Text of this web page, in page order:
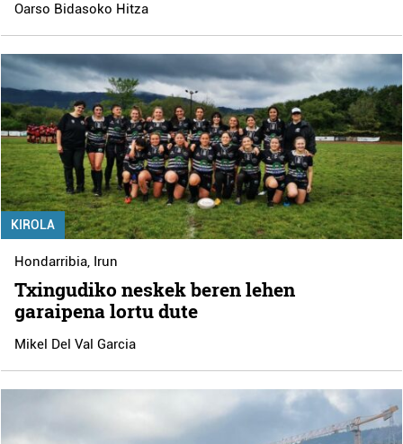
Oarso Bidasoko Hitza
KIROLA
Hondarribia, Irun
Txingudiko neskek beren lehen
garaipena lortu dute
Mikel Del Val Garcia